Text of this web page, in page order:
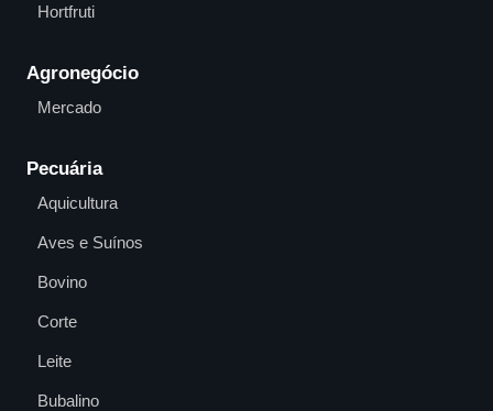
Hortfruti
Agronegócio
Mercado
Pecuária
Aquicultura
Aves e Suínos
Bovino
Corte
Leite
Bubalino